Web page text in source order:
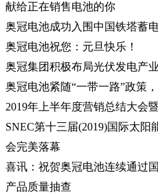
献给正在销售电池的你
奥冠电池成功入围中国铁塔蓄
奥冠电池祝您：元旦快乐！
奥冠集团积极布局光伏发电产业
奥冠电池紧随“一带一路”政策
2019年上半年度营销总结大会
SNEC第十三届(2019)国际太
会完美落幕
喜讯：祝贺奥冠电池连续通过
产品质量抽查